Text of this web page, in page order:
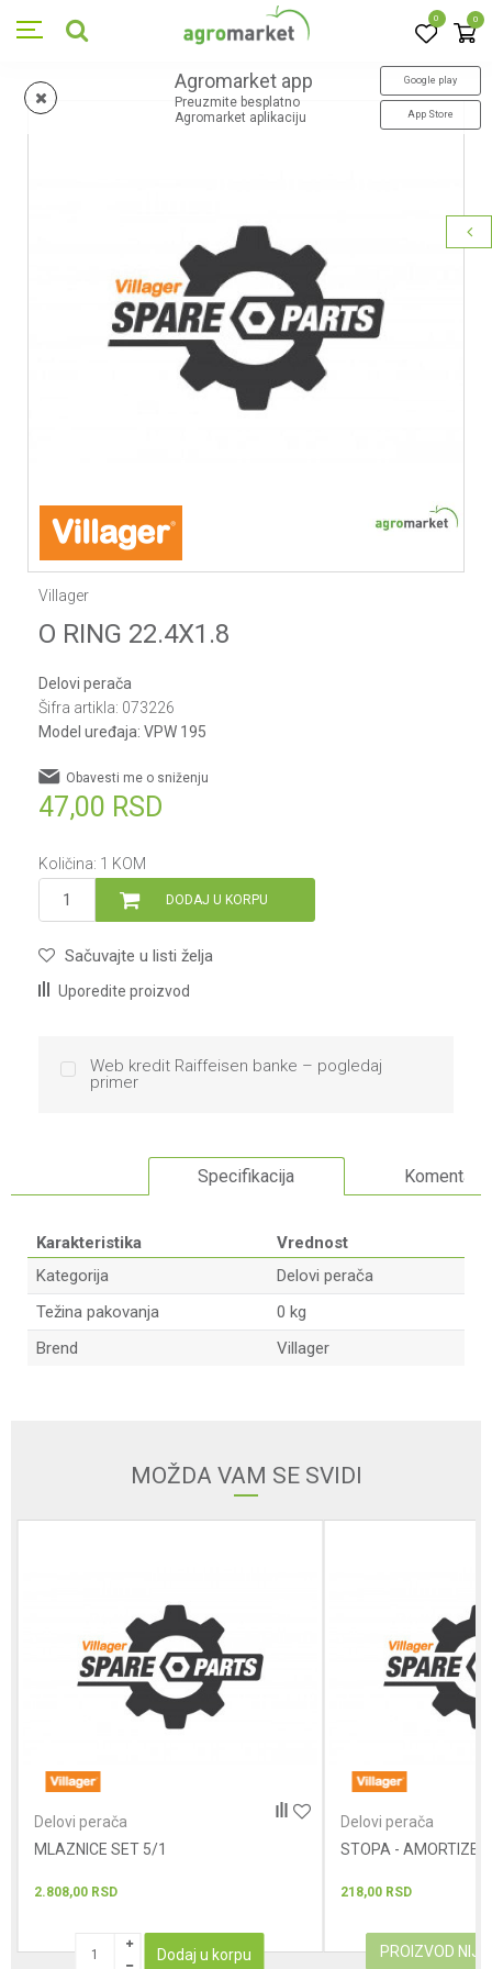
0 0
Agromarket app
Preuzmite besplatno
Agromarket aplikaciju
Google play
App Store
Villager
O RING 22.4X1.8
Delovi perača
Šifra artikla: 073226
Model uređaja: VPW 195
47,00 RSD
Obavesti me o sniženju
Količina: 1 KOM
DODAJ U KORPU
Sačuvajte u listi želja
Uporedite proizvod
Web kredit Raiffeisen banke – pogledaj
primer
Specifikacija Komentari
Karakteristika
Vrednost
Kategorija
Delovi perača
Težina pakovanja
0 kg
Brend
Villager
MOŽDA VAM SE SVIDI
Delovi perača
MLAZNICE SET 5/1
2.808,00 RSD
Dodaj u korpu
Delovi perača
STOPA - AMORTIZER
218,00 RSD
PROIZVOD